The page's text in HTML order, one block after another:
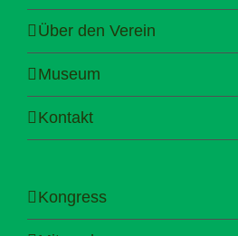
Über den Verein
Museum
Kontakt
Kongress